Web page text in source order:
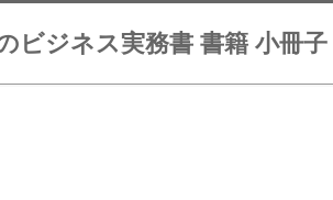
ビジネス実務書 書籍 小冊